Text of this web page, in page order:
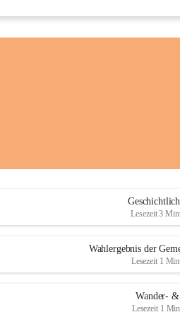
Lesezeit 3
Wahlergebnis der
Lesezeit 1
Wander-
Lesezeit 1